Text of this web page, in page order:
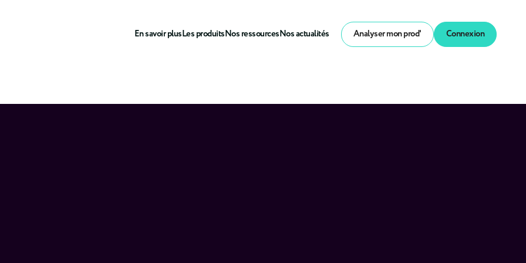
En savoir plusLes produitsNos ressourcesNos actualités Analyser mon prod' Connexion